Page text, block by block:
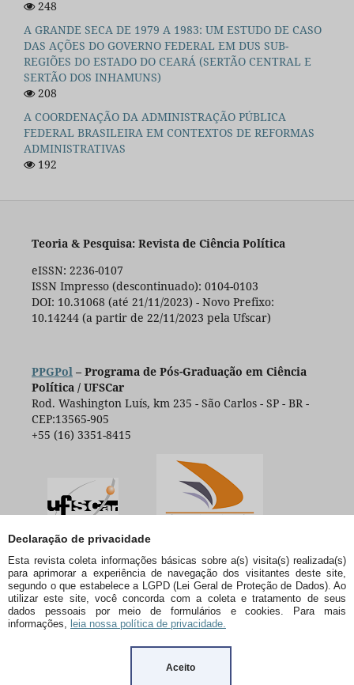
Declaração de privacidade
Esta revista coleta informações básicas sobre a(s) visita(s) realizada(s)
para aprimorar a experiência de navegação dos visitantes deste site,
segundo o que estabelece a LGPD (Lei Geral de Proteção de Dados). Ao
utilizar este site, você concorda com a coleta e tratamento de seus
dados pessoais por meio de formulários e cookies. Para mais
informações, leia nossa política de privacidade.
Aceito
248
A GRANDE SECA DE 1979 A 1983: UM ESTUDO DE CASO
DAS AÇÕES DO GOVERNO FEDERAL EM DUS SUB-
REGIÕES DO ESTADO DO CEARÁ (SERTÃO CENTRAL E
SERTÃO DOS INHAMUNS)
208
A COORDENAÇÃO DA ADMINISTRAÇÃO PÚBLICA
FEDERAL BRASILEIRA EM CONTEXTOS DE REFORMAS
ADMINISTRATIVAS
192
Teoria & Pesquisa: Revista de Ciência Política
eISSN: 2236-0107
ISSN Impresso (descontinuado): 0104-0103
DOI: 10.31068 (até 21/11/2023) - Novo Prefixo:
10.14244 (a partir de 22/11/2023 pela Ufscar)
PPGPol– Programa de Pós-Graduação em Ciência
Política / UFSCar
Rod. Washington Luís, km 235 - São Carlos - SP - BR -
CEP:13565-905
+55 (16) 3351-8415